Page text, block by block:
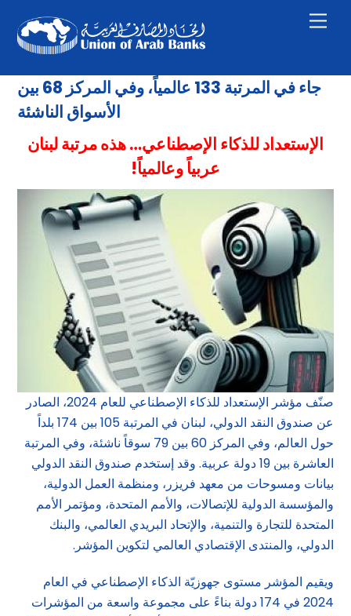
content
جاء في المرتبة 133 عالمياً، وفي المركز 68 بين
الأسواق الناشئة
الإستعداد للذكاء الإصطناعي…هذه مرتبة لبنان
عربياً وعالمياً!
صنّف مؤشر الإستعداد للذكاء الإصطناعي للعام 2024، الصادر
عن صندوق النقد الدولي، لبنان في المرتبة 105 بين 174 بلداً
حول العالم، وفي المركز 60 بين 79 سوقاً ناشئة، وفي المرتبة
العاشرة بين 19 دولة عربية. وقد إستخدم صندوق النقد الدولي
بيانات ومسوحات من معهد فريزر، ومنظمة العمل الدولية،
والمؤسسة الدولية للإتصالات، والأمم المتحدة، ومؤتمر الأمم
المتحدة للتجارة والتنمية، والإتحاد البريدي العالمي، والبنك
الدولي، والمنتدى الإقتصادي العالمي لتكوين المؤشر.
ويقيم المؤشر مستوى جهوزيّة الذكاء الإصطناعي في العام
2024 في 174 دولة بناءً على مجموعة واسعة من المؤشرات